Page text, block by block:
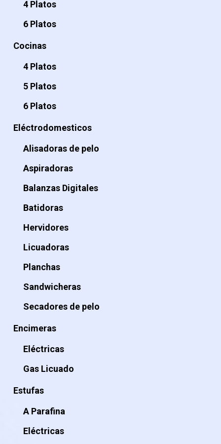
4 Platos
6 Platos
Cocinas
4 Platos
5 Platos
6 Platos
Eléctrodomesticos
Alisadoras de pelo
Aspiradoras
Balanzas Digitales
Batidoras
Hervidores
Licuadoras
Planchas
Sandwicheras
Secadores de pelo
Encimeras
Eléctricas
Gas Licuado
Estufas
A Parafina
Eléctricas